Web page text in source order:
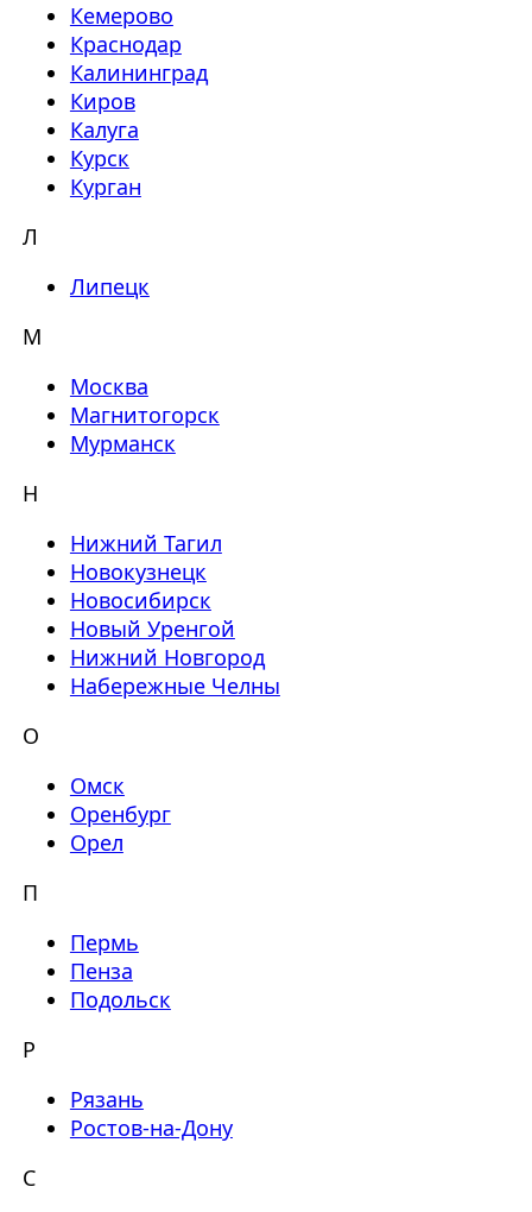
Кемерово
Краснодар
Калининград
Киров
Калуга
Курск
Курган
Л
Липецк
М
Москва
Магнитогорск
Мурманск
Н
Нижний Тагил
Новокузнецк
Новосибирск
Новый Уренгой
Нижний Новгород
Набережные Челны
О
Омск
Оренбург
Орел
П
Пермь
Пенза
Подольск
Р
Рязань
Ростов-на-Дону
С